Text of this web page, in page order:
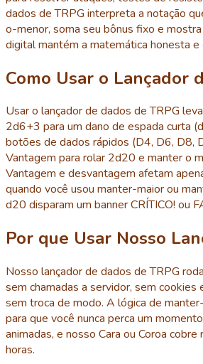
dados de TRPG interpreta a notação
o-menor, soma seu bônus fixo e
digital mantém a matemática honesta e
Como Usar o Lançador
Usar o lançador de dados de TRPG
2d6+3 para um dano de espada curta
botões de dados rápidos (D4, D6, D8,
Vantagem para rolar 2d20 e manter o
Vantagem e desvantagem afetam
quando você usou manter-maior ou
d20 disparam um banner CRÍTICO! ou
Por que Usar Nosso
Nosso lançador de dados de TRPG
sem chamadas a servidor, sem
sem troca de modo. A lógica de
para que você nunca perca um
animadas, e nosso Cara ou Coroa
horas.